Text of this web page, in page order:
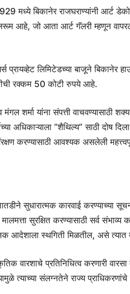
मध्ये बिकानेर राजघराण्यांनी आर्ट
आहे, जो आता आर्ट गॅलरी म्हणून
प्रायव्हेट लिमिटेडच्या बाजूने बिकानेर
रक्कम 50 कोटी रुपये आहे.
शर्मा यांना संपत्ती वाचवण्यासाठी
अधिकाऱ्याला “शैथिल्य” साठी दोष
करण्यासाठी आवश्यक असलेली
सुधारात्मक कारवाई करण्याच्या
सुरक्षित करण्यासाठी सर्व संभाव्य
आदेशाला स्थगिती मिळतील, असे
वारशाचे प्रतिनिधित्व करणारी
त्याच्या संलग्नतेने राज्य